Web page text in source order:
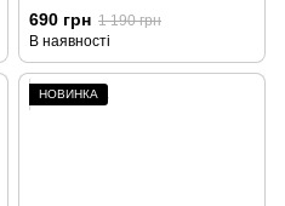
690 грн 1 190 грн
В наявності
НОВИНКА